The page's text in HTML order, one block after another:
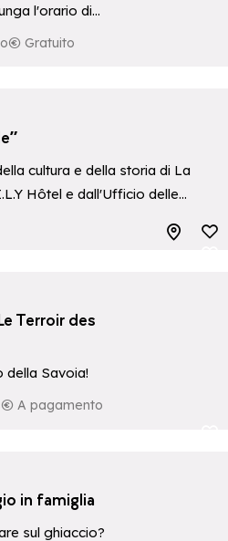
l'orario di
Gratuito
cultura e della storia di La
Hôtel e dall'Ufficio delle
Aggiungi
Terroir des
della Savoia!
A pagamento
in famiglia
sul ghiaccio?